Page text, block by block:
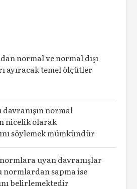
normal ve normal dışı
ayıracak temel ölçütler
davranışın normal
nicelik olarak
söylemek mümkündür
uyan davranışlar
normlardan sapma ise
belirlemektedir